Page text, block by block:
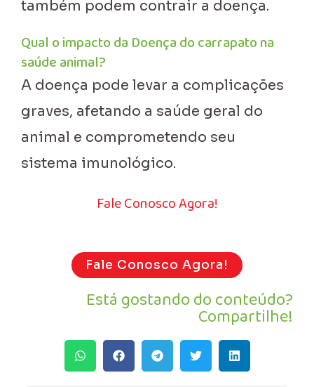
também podem contrair a doença.
Qual o impacto da Doença do carrapato na
saúde animal?
A doença pode levar a complicações
graves, afetando a saúde geral do
animal e comprometendo seu
sistema imunológico.
Fale Conosco Agora!
Fale Conosco Agora!
Está gostando do conteúdo?
Compartilhe!